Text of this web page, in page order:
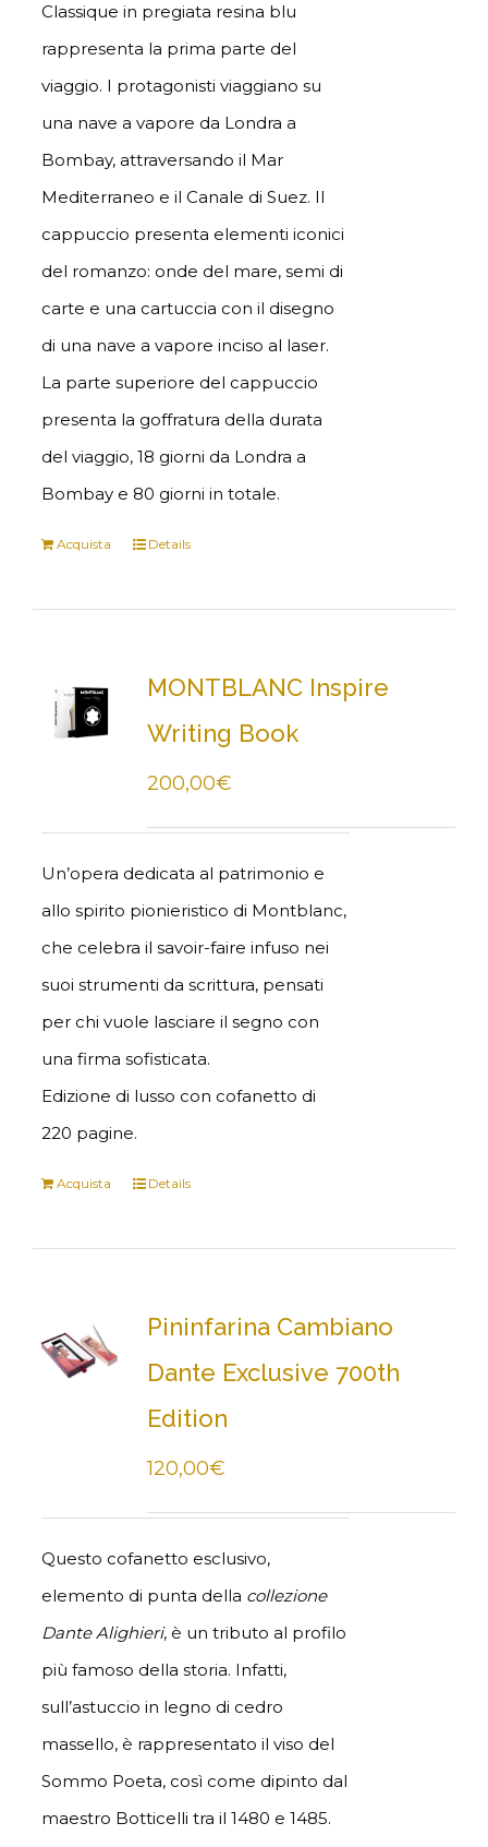
Classique in pregiata resina blu
rappresenta la prima parte del
viaggio. I protagonisti viaggiano su
una nave a vapore da Londra a
Bombay, attraversando il Mar
Mediterraneo e il Canale di Suez. Il
cappuccio presenta elementi iconici
del romanzo: onde del mare, semi di
carte e una cartuccia con il disegno
di una nave a vapore inciso al laser.
La parte superiore del cappuccio
presenta la goffratura della durata
del viaggio, 18 giorni da Londra a
Bombay e 80 giorni in totale.
Acquista Details
MONTBLANC Inspire
Writing Book
200,00€
Un’opera dedicata al patrimonio e
allo spirito pionieristico di Montblanc,
che celebra il savoir-faire infuso nei
suoi strumenti da scrittura, pensati
per chi vuole lasciare il segno con
una firma sofisticata.
Edizione di lusso con cofanetto di
220 pagine.
Acquista Details
Pininfarina Cambiano
Dante Exclusive 700th
Edition
120,00€
Questo cofanetto esclusivo,
elemento di punta della collezione
Dante Alighieri, è un tributo al profilo
più famoso della storia. Infatti,
sull’astuccio in legno di cedro
massello, è rappresentato il viso del
Sommo Poeta, così come dipinto dal
maestro Botticelli tra il 1480 e 1485.